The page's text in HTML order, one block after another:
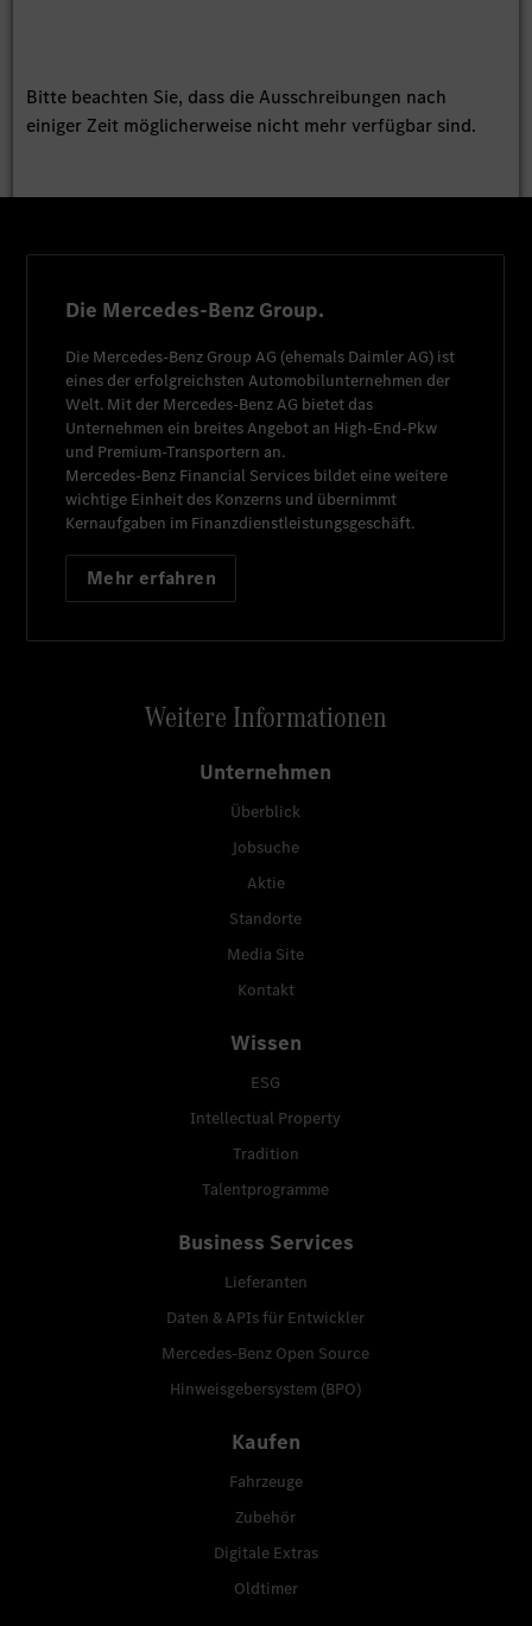
Bitte beachten Sie, dass die Ausschreibungen nach
einiger Zeit möglicherweise nicht mehr verfügbar sind.
Die Mercedes-Benz Group.
Die Mercedes-Benz Group AG (ehemals Daimler AG) ist
eines der erfolgreichsten Automobilunternehmen der
Welt. Mit der Mercedes-Benz AG bietet das
Unternehmen ein breites Angebot an High-End-Pkw
und Premium-Transportern an.
Mercedes-Benz Financial Services bildet eine weitere
wichtige Einheit des Konzerns und übernimmt
Kernaufgaben im Finanzdienstleistungsgeschäft.
Mehr erfahren
Weitere Informationen
Unternehmen
Überblick
Jobsuche
Aktie
Standorte
Media Site
Kontakt
Wissen
ESG
Intellectual Property
Tradition
Talentprogramme
Business Services
Lieferanten
Daten & APIs für Entwickler
Mercedes-Benz Open Source
Hinweisgebersystem (BPO)
Kaufen
Fahrzeuge
Zubehör
Digitale Extras
Oldtimer